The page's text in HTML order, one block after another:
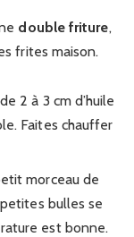
double friture,
frites maison.
2 à 3 cm d’huile
Faites chauffer
morceau de
bulles se
est bonne.